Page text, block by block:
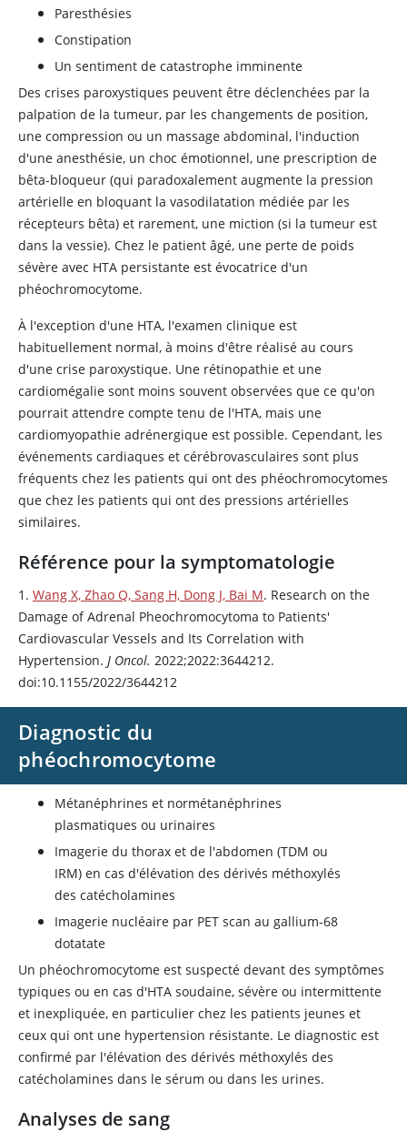
Paresthésies
Constipation
Un sentiment de catastrophe imminente
Des crises paroxystiques peuvent être déclenchées par la
palpation de la tumeur, par les changements de position,
une compression ou un massage abdominal, l'induction
d'une anesthésie, un choc émotionnel, une prescription de
bêta-bloqueur (qui paradoxalement augmente la pression
artérielle en bloquant la vasodilatation médiée par les
récepteurs bêta) et rarement, une miction (si la tumeur est
dans la vessie). Chez le patient âgé, une perte de poids
sévère avec HTA persistante est évocatrice d'un
phéochromocytome.
À l'exception d'une HTA, l'examen clinique est
habituellement normal, à moins d'être réalisé au cours
d'une crise paroxystique. Une rétinopathie et une
cardiomégalie sont moins souvent observées que ce qu'on
pourrait attendre compte tenu de l'HTA, mais une
cardiomyopathie adrénergique est possible. Cependant, les
événements cardiaques et cérébrovasculaires sont plus
fréquents chez les patients qui ont des phéochromocytomes
que chez les patients qui ont des pressions artérielles
similaires.
Référence pour la symptomatologie
1. Wang X, Zhao Q, Sang H, Dong J, Bai M. Research on the
Damage of Adrenal Pheochromocytoma to Patients'
Cardiovascular Vessels and Its Correlation with
Hypertension. J Oncol. 2022;2022:3644212.
doi:10.1155/2022/3644212
Diagnostic du
phéochromocytome
Métanéphrines et normétanéphrines
plasmatiques ou urinaires
Imagerie du thorax et de l'abdomen (TDM ou
IRM) en cas d'élévation des dérivés méthoxylés
des catécholamines
Imagerie nucléaire par PET scan au gallium-68
dotatate
Un phéochromocytome est suspecté devant des symptômes
typiques ou en cas d'HTA soudaine, sévère ou intermittente
et inexpliquée, en particulier chez les patients jeunes et
ceux qui ont une hypertension résistante. Le diagnostic est
confirmé par l'élévation des dérivés méthoxylés des
catécholamines dans le sérum ou dans les urines.
Analyses de sang